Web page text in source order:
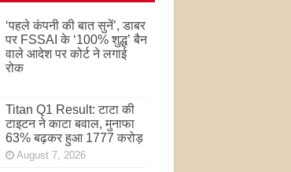
‘पहले कंपनी की बात सुनें’, डाबर
पर FSSAI के ‘100% शुद्ध’ बैन
वाले आदेश पर कोर्ट ने लगाई
रोक
Titan Q1 Result: टाटा की
टाइटन ने काटा बवाल, मुनाफा
63% बढ़कर हुआ 1777 करोड़
August 7, 2026